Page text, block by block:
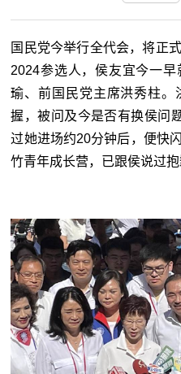
国民党今举行全代会，将正
2024参选人，侯友宜今一
瑜、前国民党主席洪秀柱。
握，被问及今是否有换侯问
过她进场约20分钟后，便快
竹青年成长营，已跟侯说过抱